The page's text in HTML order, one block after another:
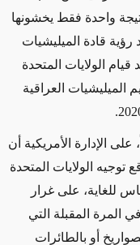
واحدة فقط يخشونها
قادة الميليشيات
قيام الولايات المتحدة
الميليشيات العراقية
الإدارة الأمريكية أن
توجيه الولايات المتحدة
للغاية، على غرار
المرة المقبلة التي
أو بالطائرات